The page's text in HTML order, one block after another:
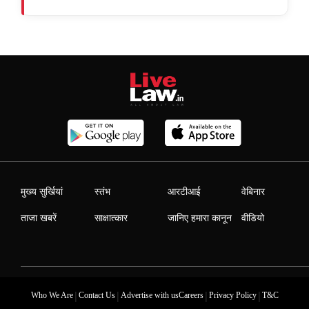
मुख्य सुर्खियां
ताजा खबरें
स्तंभ
साक्षात्कार
आरटीआई
जानिए हमारा कानून
वेबिनार
वीडियो
Who We Are| Contact Us| Advertise with usCareers| Privacy Policy| T&C